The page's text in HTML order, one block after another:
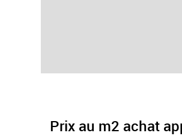
Prix au m2 achat